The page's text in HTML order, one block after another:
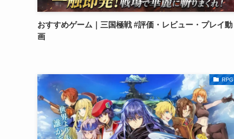
おすすめゲーム｜三国極戦 #評価・レビュー・プレイ動
画
RPG